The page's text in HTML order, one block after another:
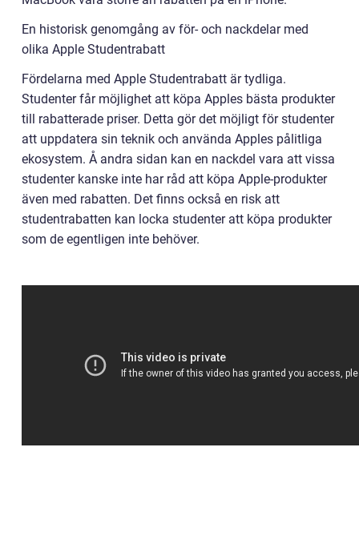
En historisk genomgång av för- och nackdelar med
olika Apple Studentrabatt
Fördelarna med Apple Studentrabatt är tydliga.
Studenter får möjlighet att köpa Apples bästa produkter
till rabatterade priser. Detta gör det möjligt för studenter
att uppdatera sin teknik och använda Apples pålitliga
ekosystem. Å andra sidan kan en nackdel vara att vissa
studenter kanske inte har råd att köpa Apple-produkter
även med rabatten. Det finns också en risk att
studentrabatten kan locka studenter att köpa produkter
som de egentligen inte behöver.